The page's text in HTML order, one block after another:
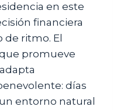
en este
financiera
ritmo. El
promueve
días
entorno natural